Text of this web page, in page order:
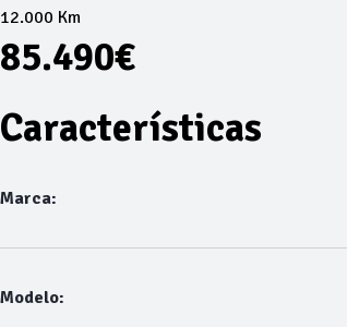
12.000 Km
85.490€
Características
Marca:
Modelo: